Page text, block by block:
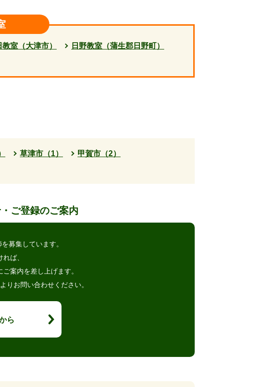
室（大津市）
日野教室（蒲生郡日野町）
草津市（1）
甲賀市（2）
ご登録のご案内
募集しています。
ば、
案内を差し上げます。
りお問い合わせください。
ら